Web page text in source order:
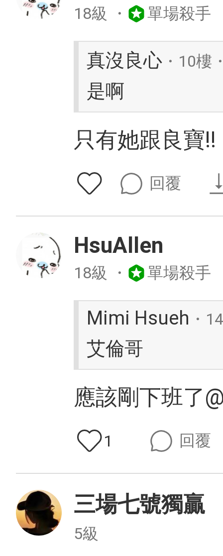
18級 ・ 單場殺手
真沒良心 ・10樓
是啊
只有她跟良寶!!
回覆
HsuAllen
18級 ・ 單場殺手
Mimi Hsueh ・
艾倫哥
應該剛下班了
1 回覆
三場七號獨贏
5級